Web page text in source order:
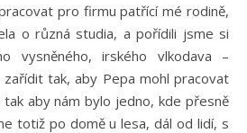
pro firmu patřící mé rodině,
o různá studia, a pořídili jsme si
vysněného, irského vlkodava –
zařídit tak, aby Pepa mohl pracovat
aby nám bylo jedno, kde přesně
totiž po domě u lesa, dál od lidí, s